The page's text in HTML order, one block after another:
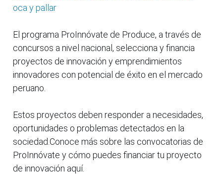
oca y pallar
El programa ProInnóvate de Produce, a través de
concursos a nivel nacional, selecciona y financia
proyectos de innovación y emprendimientos
innovadores con potencial de éxito en el mercado
peruano.
Estos proyectos deben responder a necesidades,
oportunidades o problemas detectados en la
sociedad.Conoce más sobre las convocatorias de
ProInnóvate y cómo puedes financiar tu proyecto
de innovación aquí.